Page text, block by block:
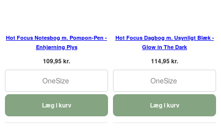
Hot Focus Notesbog m. Pompon-Pen -
Enhjørning Plys
109,95 kr.
OneSize
Læg i kurv
Hot Focus Dagbog m. Usynligt Blæk -
Glow in The Dark
114,95 kr.
OneSize
Læg i kurv